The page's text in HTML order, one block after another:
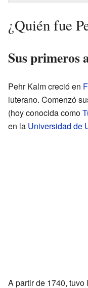
¿Quién fue
Sus primeros
Pehr Kalm creció en
luterano. Comenzó
(hoy conocida como
en la Universidad de
A partir de 1740,